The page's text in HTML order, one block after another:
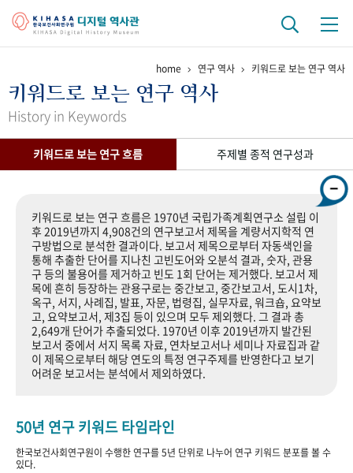
걸어온 길 기관 변천사 역대 기관장
연구 역사
기록물 아카이브
사진 아카이브 문서 기록물 행정박물 영상 기록물
+1주년 기념
성과 50선 숫자로 보는 50년 50+1주년 광장
세계와 함께 한 KIHASA
VR 역사관
home 연구 역사 키워드로 보는 연구 역사
키워드로 보는 연구 역사
History in Keywords
키워드로 보는 연구 흐름 주제별 종적 연구성과
키워드로 보는 연구 흐름은 1970년 국립가족계획연구소 설립 이
후 2019년까지 4,908건의 연구보고서 제목을 계량서지학적 연
구방법으로 분석한 결과이다. 보고서 제목으로부터 자동색인을
통해 추출한 단어를 지나친 고빈도어와 오분석 결과, 숫자, 관용
구 등의 불용어를 제거하고 빈도 1회 단어는 제거했다. 보고서 제
목에 흔히 등장하는 관용구로는 중간보고, 중간보고서, 도시1차,
옥구, 서지, 사례집, 발표, 자문, 법령집, 실무자료, 워크숍, 요약보
고, 요약보고서, 제3집 등이 있으며 모두 제외했다. 그 결과 총
2,649개 단어가 추출되었다. 1970년 이후 2019년까지 발간된
보고서 중에서 서지 목록 자료, 연차보고서나 세미나 자료집과 같
이 제목으로부터 해당 연도의 특정 연구주제를 반영한다고 보기
어려운 보고서는 분석에서 제외하였다.
50년 연구 키워드 타임라인
한국보건사회연구원이 수행한 연구를 5년 단위로 나누어 연구 키워드 분포를 볼 수
있다.